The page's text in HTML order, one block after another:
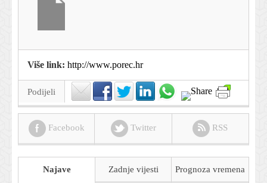
Više link: http://www.porec.hr
Podijeli
Facebook Twitter RSS
Najave Zadnje vijesti Prognoza vremena